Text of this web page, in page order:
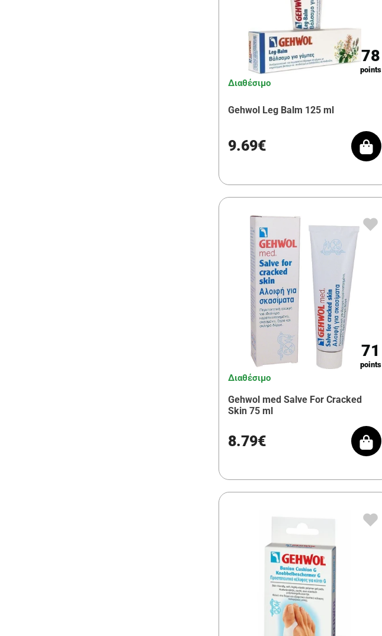
78
points
Διαθέσιμο
Gehwol Leg Balm 125 ml
9.69€
71
points
Διαθέσιμο
Gehwol med Salve For Cracked
Skin 75 ml
8.79€